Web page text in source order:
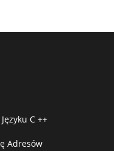
C ++
Adresów